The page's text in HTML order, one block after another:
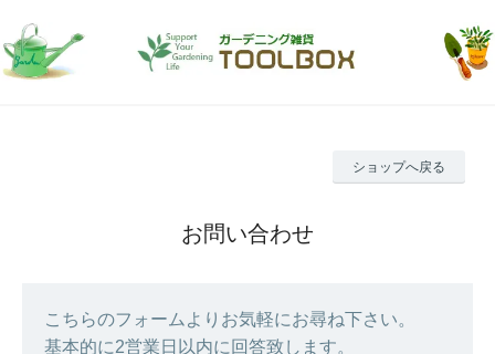
ショップへ戻る
お問い合わせ
こちらのフォームよりお気軽にお尋ね下さい。
基本的に2営業日以内に回答致します。